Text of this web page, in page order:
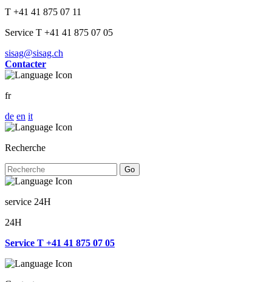
T +41 41 875 07 11
Service T +41 41 875 07 05
sisag@sisag.ch
Contacter
fr
de en it
Recherche
Go
service 24H
24H
Service T +41 41 875 07 05